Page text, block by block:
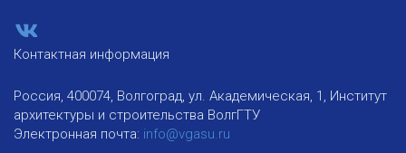
Контактная информация
Россия, 400074, Волгоград, ул. Академическая, 1, Институт
архитектуры и строительства ВолгГТУ
Электронная почта: info@vgasu.ru